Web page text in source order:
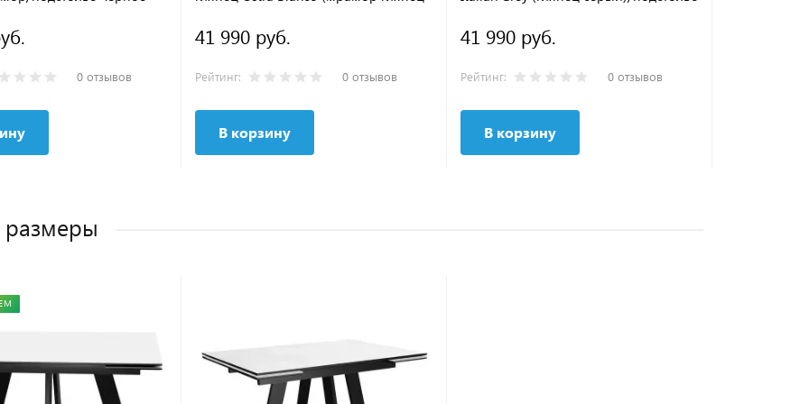
0 отзывов
41 990 руб.
Рейтинг: 0 отзывов
В корзину
41 990 руб.
Рейтинг: 0 отзывов
В корзину
размеры